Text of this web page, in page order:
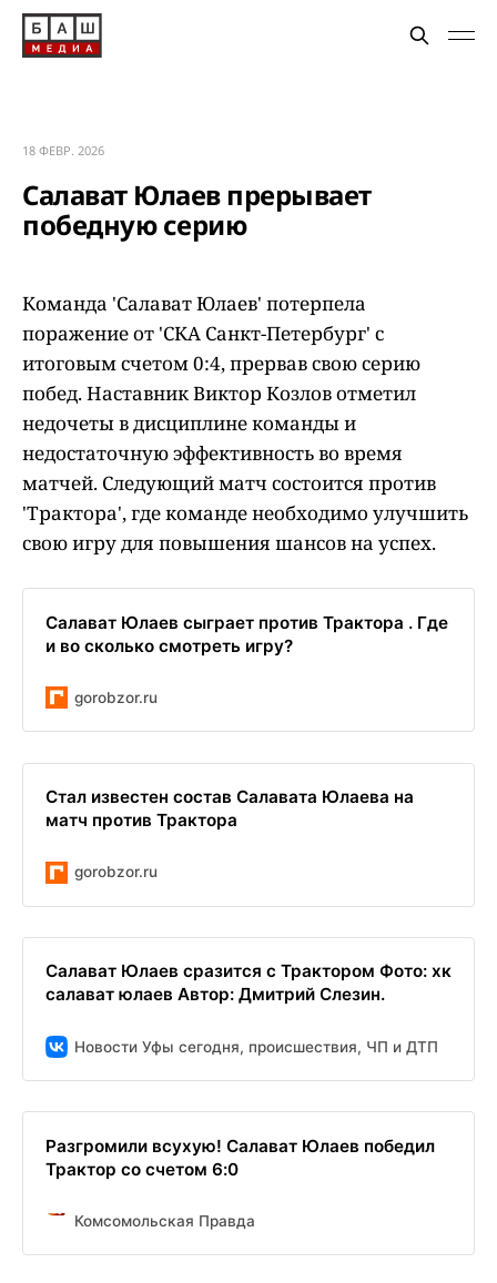
18 ФЕВР. 2026
Салават Юлаев прерывает
победную серию
Команда 'Салават Юлаев' потерпела
поражение от 'СКА Санкт-Петербург' с
итоговым счетом 0:4, прервав свою серию
побед. Наставник Виктор Козлов отметил
недочеты в дисциплине команды и
недостаточную эффективность во время
матчей. Следующий матч состоится против
'Трактора', где команде необходимо улучшить
свою игру для повышения шансов на успех.
Салават Юлаев сыграет против Трактора . Где
и во сколько смотреть игру?
gorobzor.ru
Стал известен состав Салавата Юлаева на
матч против Трактора
gorobzor.ru
Салават Юлаев сразится с Трактором Фото: хк
салават юлаев Автор: Дмитрий Слезин.
Новости Уфы сегодня, происшествия, ЧП и ДТП
Разгромили всухую! Салават Юлаев победил
Трактор со счетом 6:0
Комсомольская Правда